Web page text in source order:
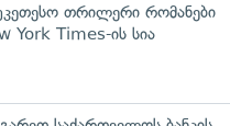
თრილერი რომანები
York Times-ის სია